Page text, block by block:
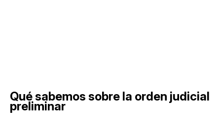
Qué sabemos sobre la orden judicial
preliminar